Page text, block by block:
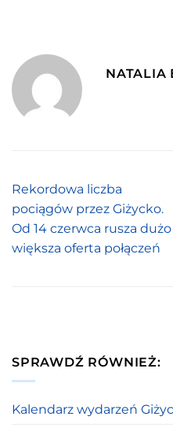
NATALIA
Rekordowa liczba
pociągów przez Giżycko.
Od 14 czerwca rusza dużo
większa oferta połączeń
SPRAWDŹ RÓWNIEŻ:
Kalendarz wydarzeń